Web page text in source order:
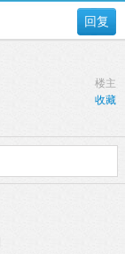
回复
楼主
收藏